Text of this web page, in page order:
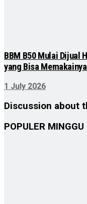
BBM B50 Mulai Dijual
yang Bisa
1 July 2026
Discussion about
POPULER MINGGU